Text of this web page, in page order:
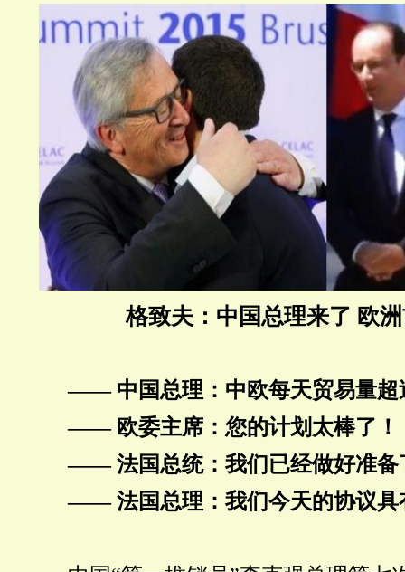
格致夫： 中国总理来了 欧
—— 中国总理：中欧每天贸易量超
—— 欧委主席：您的计划太棒了！
—— 法国总统：我们已经做好准备
—— 法国总理：我们今天的协议具